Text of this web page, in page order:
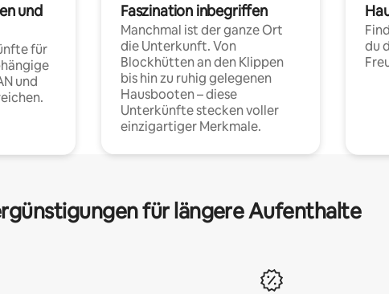
und
für
und
Faszination inbegriffen
Manchmal ist der ganze Ort
die Unterkunft. Von
Blockhütten an den Klippen
bis hin zu ruhig gelegenen
Hausbooten – diese
Unterkünfte stecken voller
einzigartiger Merkmale.
du
für längere Aufenthalte